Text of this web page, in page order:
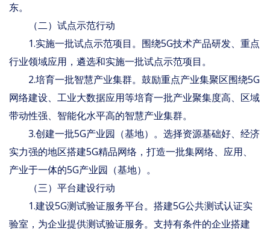
东。
（二）试点示范行动
1.实施一批试点示范项目。围绕5G技术产品研发、重点
行业领域应用，遴选和实施一批试点示范项目。
2.培育一批智慧产业集群。鼓励重点产业集聚区围绕5G
网络建设、工业大数据应用等培育一批产业聚集度高、区域
带动性强、智能化水平高的智慧产业集群。
3.创建一批5G产业园（基地）。选择资源基础好、经济
实力强的地区搭建5G精品网络，打造一批集网络、应用、
产业于一体的5G产业园（基地）。
（三）平台建设行动
1.建设5G测试验证服务平台。搭建5G公共测试认证实
验室，为企业提供测试验证服务。支持有条件的企业搭建